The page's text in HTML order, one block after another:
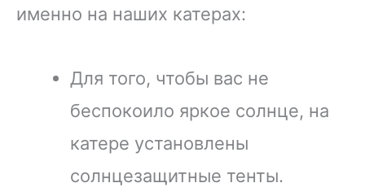
именно на наших катерах:
Для того, чтобы вас не
беспокоило яркое солнце, на
катере установлены
солнцезащитные тенты.